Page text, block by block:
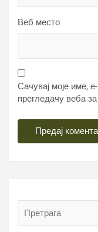
Веб место
Сачувај моје име,
прегледачу веба